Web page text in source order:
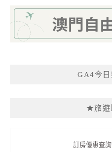
GA4今日
★旅遊
訂房優惠查